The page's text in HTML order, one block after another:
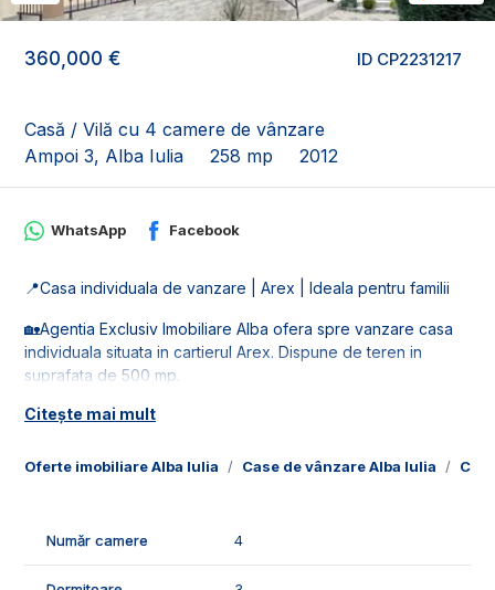
ID CP2231217
360,000 €
Casă / Vilă cu 4 camere de vânzare
Ampoi 3, Alba Iulia
258 mp 2012
Oferte imobiliare Alba Iulia Case de vânzare Alba Iulia
WhatsApp Facebook
📍Casa individuala de vanzare | Arex | Ideala pentru familii
🏡Agentia Exclusiv Imobiliare Alba ofera spre vanzare casa
individuala situata in cartierul Arex. Dispune de teren in
suprafata de 500 mp.
🚰Imobilul este racordat la retelele utilitati: apa, gaz si curent.
📐Imobilul este in suprafata de 258 mp utili, fiind compus din:
- 1 birou;
Citește mai mult
Număr camere 4